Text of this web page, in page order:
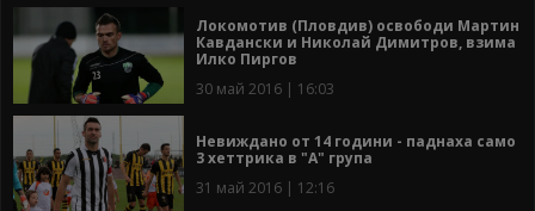
Локомотив (Пловдив) освободи Мартин
Кавдански и Николай Димитров, взима
Илко Пиргов
30 май 2016 | 16:03
Невиждано от 14 години - паднаха само
3 хеттрика в "А" група
31 май 2016 | 12:16